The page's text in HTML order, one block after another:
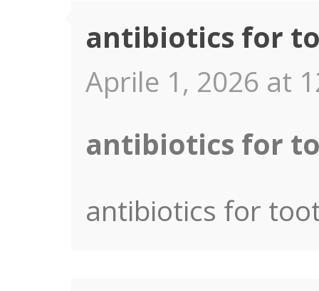
antibiotics for
Aprile 1, 2026 at
antibiotics for
antibiotics for